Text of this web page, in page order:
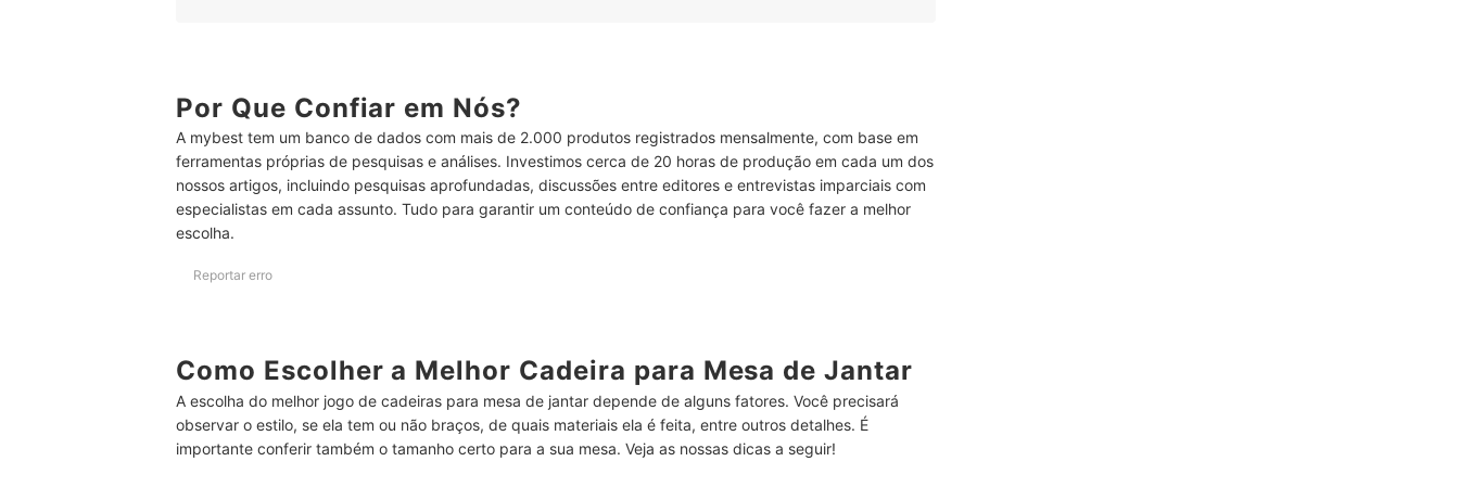
5 Para Melhor Postura, Prefira Cadeiras com Encosto Alto
6 Escolha a Cadeira Conforme o Estilo da Sua Sala de Jantar
Top 10 Melhores Cadeiras para Mesa de Jantar
Perguntas Frequentes sobre Cadeiras para Mesa de Jantar
Qual Distância Devo Deixar Entre uma Cadeira e Outra?
Por Que Confiar em Nós?
A mybest tem um banco de dados com mais de 2.000 produtos registrados mensalmente, com base em
ferramentas próprias de pesquisas e análises. Investimos cerca de 20 horas de produção em cada um dos
nossos artigos, incluindo pesquisas aprofundadas, discussões entre editores e entrevistas imparciais com
especialistas em cada assunto. Tudo para garantir um conteúdo de confiança para você fazer a melhor
escolha.
Reportar erro
Como Escolher a Melhor Cadeira para Mesa de Jantar
A escolha do melhor jogo de cadeiras para mesa de jantar depende de alguns fatores. Você precisará
observar o estilo, se ela tem ou não braços, de quais materiais ela é feita, entre outros detalhes. É
importante conferir também o tamanho certo para a sua mesa. Veja as nossas dicas a seguir!